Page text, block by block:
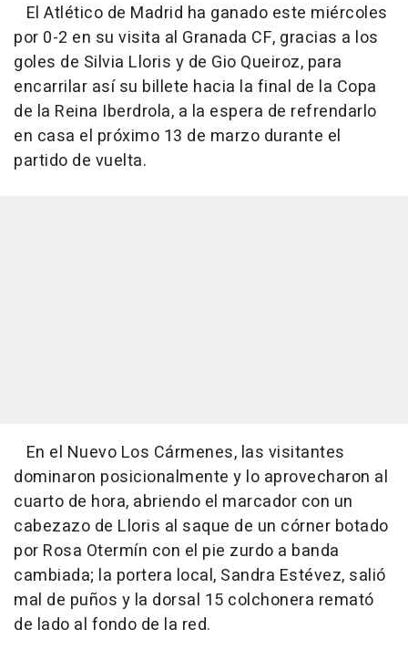
El Atlético de Madrid ha ganado este miércoles
por 0-2 en su visita al Granada CF, gracias a los
goles de Silvia Lloris y de Gio Queiroz, para
encarrilar así su billete hacia la final de la Copa
de la Reina Iberdrola, a la espera de refrendarlo
en casa el próximo 13 de marzo durante el
partido de vuelta.
En el Nuevo Los Cármenes, las visitantes
dominaron posicionalmente y lo aprovecharon al
cuarto de hora, abriendo el marcador con un
cabezazo de Lloris al saque de un córner botado
por Rosa Otermín con el pie zurdo a banda
cambiada; la portera local, Sandra Estévez, salió
mal de puños y la dorsal 15 colchonera remató
de lado al fondo de la red.